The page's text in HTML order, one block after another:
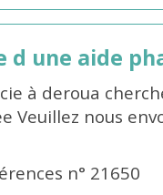
d une aide
à deroua
Veuillez nous
n° 21650